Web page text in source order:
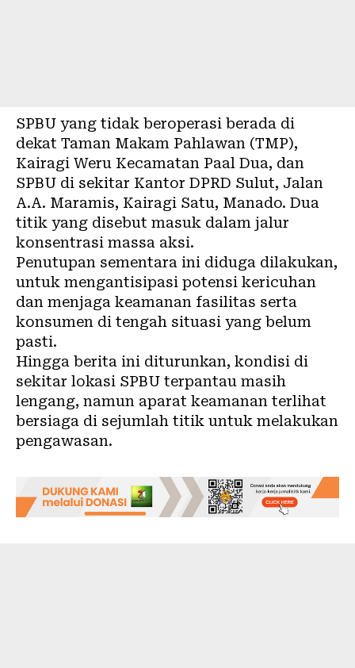
SPBU yang tidak beroperasi berada di
dekat Taman Makam Pahlawan (TMP),
Kairagi Weru Kecamatan Paal Dua, dan
SPBU di sekitar Kantor DPRD Sulut, Jalan
A.A. Maramis, Kairagi Satu, Manado. Dua
titik yang disebut masuk dalam jalur
konsentrasi massa aksi.
Penutupan sementara ini diduga dilakukan,
untuk mengantisipasi potensi kericuhan
dan menjaga keamanan fasilitas serta
konsumen di tengah situasi yang belum
pasti.
Hingga berita ini diturunkan, kondisi di
sekitar lokasi SPBU terpantau masih
lengang, namun aparat keamanan terlihat
bersiaga di sejumlah titik untuk melakukan
pengawasan.